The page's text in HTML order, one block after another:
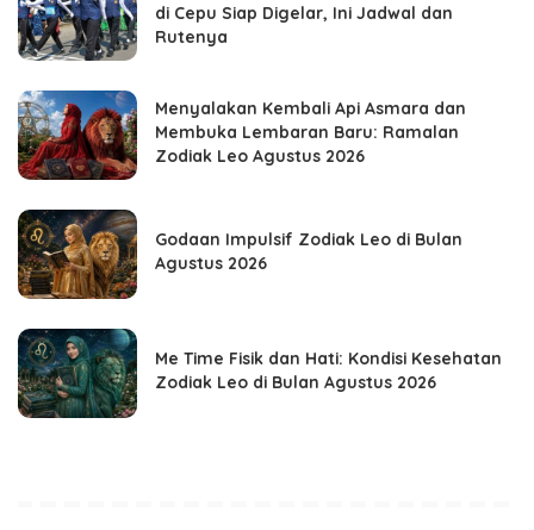
di Cepu Siap Digelar, Ini Jadwal dan
Rutenya
Menyalakan Kembali Api Asmara dan
Membuka Lembaran Baru: Ramalan
Zodiak Leo Agustus 2026
Godaan Impulsif Zodiak Leo di Bulan
Agustus 2026
Me Time Fisik dan Hati: Kondisi Kesehatan
Zodiak Leo di Bulan Agustus 2026